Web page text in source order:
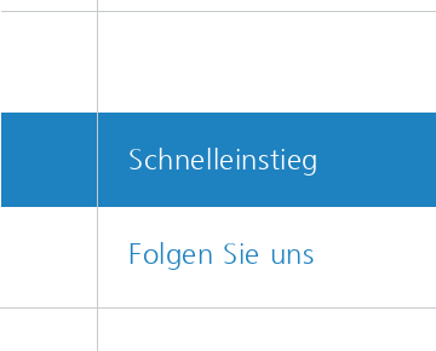
Schnelleinstieg
Folgen Sie uns